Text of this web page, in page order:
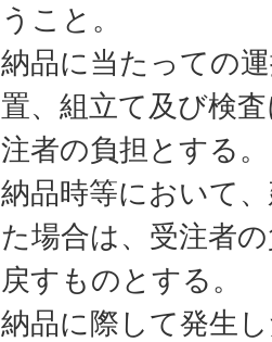
うこと。
納品に当たっての
置、組立て及び検
注者の負担とする。
納品時等において
た場合は、受注者
戻すものとする。
納品に際して発生